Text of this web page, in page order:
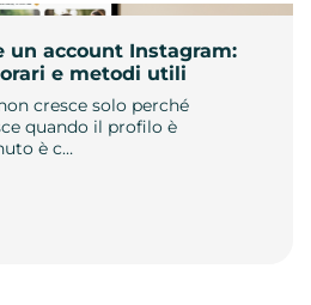
un account Instagram:
e metodi utili
cresce solo perché
quando il profilo è
è c…